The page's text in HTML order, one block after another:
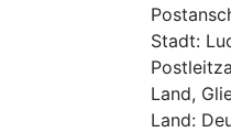
Stadt:
Land,
Land: